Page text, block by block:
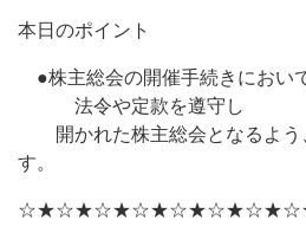
本日のポイント
●株主総会の開催手続きにおい
法令や定款を遵守し
開かれた株主総会となるよう
す。